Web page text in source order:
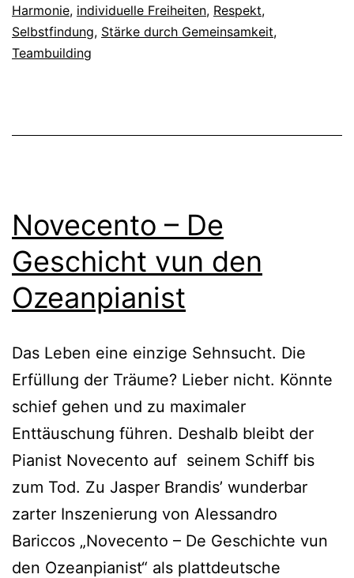
Heven
Harmonie, individuelle Freiheiten, Respekt,
Selbstfindung, Stärke durch Gemeinsamkeit,
Teambuilding
Novecento – De
Geschicht vun den
Ozeanpianist
Das Leben eine einzige Sehnsucht. Die
Erfüllung der Träume? Lieber nicht. Könnte
schief gehen und zu maximaler
Enttäuschung führen. Deshalb bleibt der
Pianist Novecento auf seinem Schiff bis
zum Tod. Zu Jasper Brandis’ wunderbar
zarter Inszenierung von Alessandro
Bariccos „Novecento – De Geschichte vun
den Ozeanpianist“ als plattdeutsche